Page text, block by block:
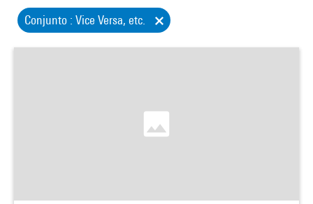
Conjunto : Vice Versa, etc.